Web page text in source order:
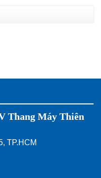
Thang Máy Thiên
TP.HCM